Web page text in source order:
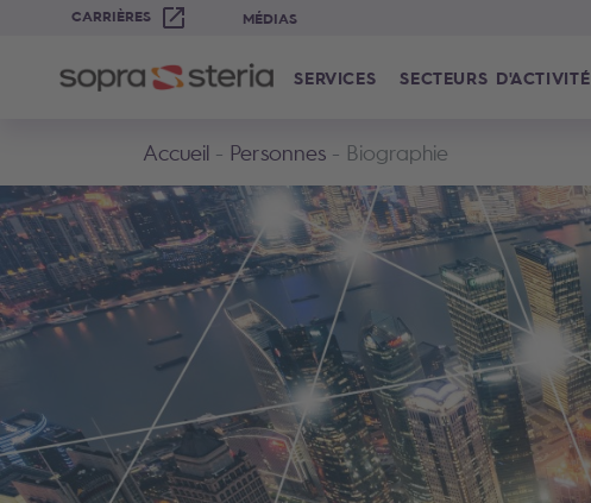
CARRIÈRES MÉDIAS
SERVICES SECTEURS D'ACTIVITÉ
Accueil Personnes Biographie